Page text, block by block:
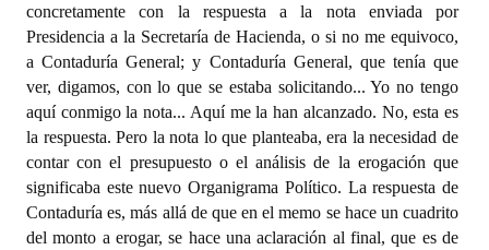
concretamente con la respuesta a la nota enviada por
Presidencia a la Secretaría de Hacienda, o si no me equivoco,
a Contaduría General; y Contaduría General, que tenía que
ver, digamos, con lo que se estaba solicitando... Yo no tengo
aquí conmigo la nota... Aquí me la han alcanzado. No, esta es
la respuesta. Pero la nota lo que planteaba, era la necesidad de
contar con el presupuesto o el análisis de la erogación que
significaba este nuevo Organigrama Político. La respuesta de
Contaduría es, más allá de que en el memo se hace un cuadrito
del monto a erogar, se hace una aclaración al final, que es de